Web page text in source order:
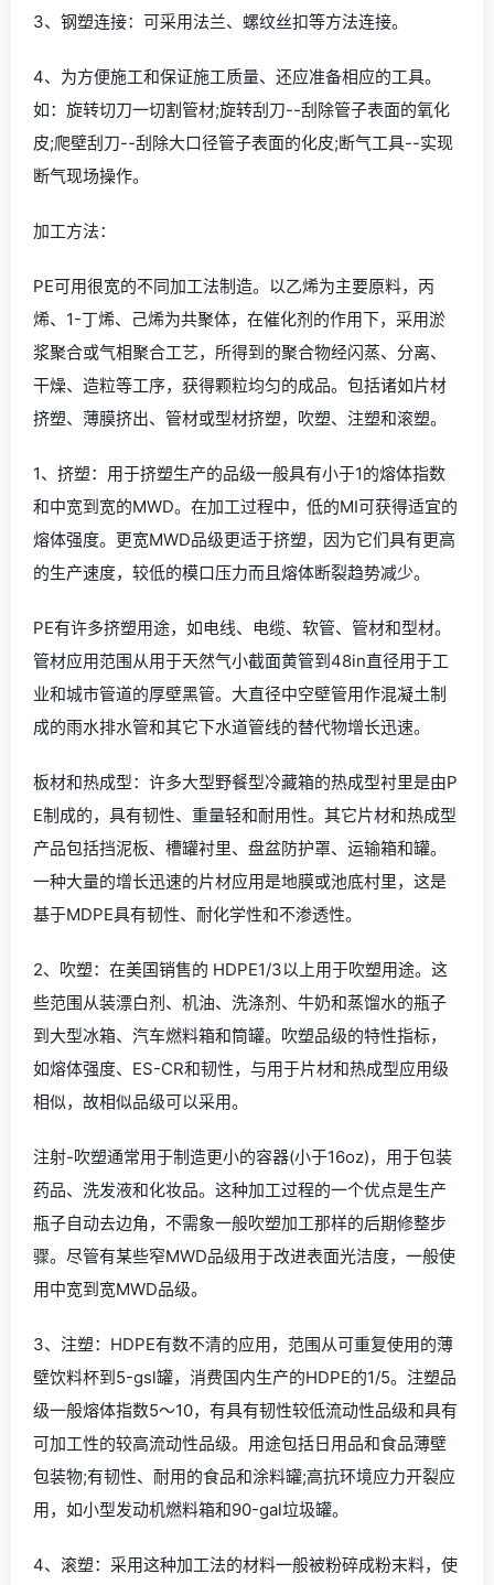
3、钢塑连接：可采用法兰、螺纹丝扣等方法连接。
4、为方便施工和保证施工质量、还应准备相应的工具。
如：旋转切刀一切割管材;旋转刮刀--刮除管子表面的氧化
皮;爬壁刮刀--刮除大口径管子表面的化皮;断气工具--实现
断气现场操作。
加工方法：
PE可用很宽的不同加工法制造。以乙烯为主要原料，丙
烯、1-丁烯、己烯为共聚体，在催化剂的作用下，采用淤
浆聚合或气相聚合工艺，所得到的聚合物经闪蒸、分离、
干燥、造粒等工序，获得颗粒均匀的成品。包括诸如片材
挤塑、薄膜挤出、管材或型材挤塑，吹塑、注塑和滚塑。
1、挤塑：用于挤塑生产的品级一般具有小于1的熔体指数
和中宽到宽的MWD。在加工过程中，低的MI可获得适宜的
熔体强度。更宽MWD品级更适于挤塑，因为它们具有更高
的生产速度，较低的模口压力而且熔体断裂趋势减少。
PE有许多挤塑用途，如电线、电缆、软管、管材和型材。
管材应用范围从用于天然气小截面黄管到48in直径用于工
业和城市管道的厚壁黑管。大直径中空壁管用作混凝土制
成的雨水排水管和其它下水道管线的替代物增长迅速。
板材和热成型：许多大型野餐型冷藏箱的热成型衬里是由P
E制成的，具有韧性、重量轻和耐用性。其它片材和热成型
产品包括挡泥板、槽罐衬里、盘盆防护罩、运输箱和罐。
一种大量的增长迅速的片材应用是地膜或池底村里，这是
基于MDPE具有韧性、耐化学性和不渗透性。
2、吹塑：在美国销售的 HDPE1/3以上用于吹塑用途。这
些范围从装漂白剂、机油、洗涤剂、牛奶和蒸馏水的瓶子
到大型冰箱、汽车燃料箱和筒罐。吹塑品级的特性指标，
如熔体强度、ES-CR和韧性，与用于片材和热成型应用级
相似，故相似品级可以采用。
注射-吹塑通常用于制造更小的容器(小于16oz)，用于包装
药品、洗发液和化妆品。这种加工过程的一个优点是生产
瓶子自动去边角，不需象一般吹塑加工那样的后期修整步
骤。尽管有某些窄MWD品级用于改进表面光洁度，一般使
用中宽到宽MWD品级。
3、注塑：HDPE有数不清的应用，范围从可重复使用的薄
壁饮料杯到5-gsl罐，消费国内生产的HDPE的1/5。注塑品
级一般熔体指数5～10，有具有韧性较低流动性品级和具有
可加工性的较高流动性品级。用途包括日用品和食品薄壁
包装物;有韧性、耐用的食品和涂料罐;高抗环境应力开裂应
用，如小型发动机燃料箱和90-gal垃圾罐。
4、滚塑：采用这种加工法的材料一般被粉碎成粉末料，使